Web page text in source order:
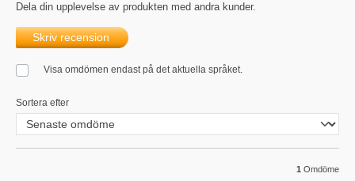
Dela din upplevelse av produkten med andra kunder.
Skriv recension
Visa omdömen endast på det aktuella språket.
Sortera efter
1 Omdöme